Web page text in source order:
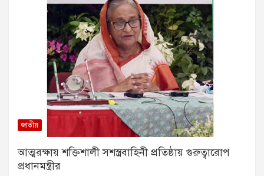
জাতীয়
আত্মরক্ষায় শক্তিশালী সশস্ত্রবাহিনী প্রতিষ্ঠায় গুরুত্বারোপ
প্রধানমন্ত্রীর